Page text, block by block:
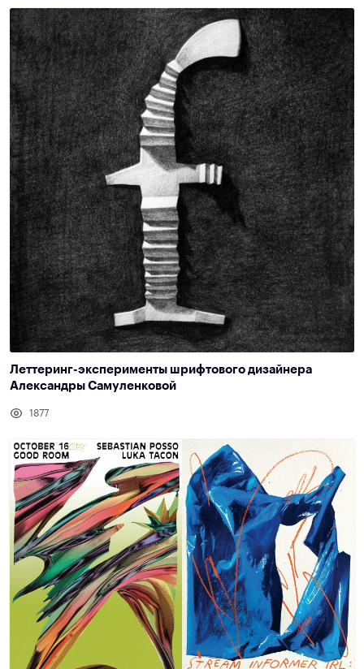
Леттеринг-эксперименты шрифтового дизайнера
Александры Самуленковой
1877